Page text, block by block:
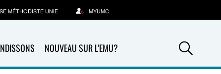
NOUVEAU SUR L’EMU?
MÉTHODISTE UNIE MYUMC